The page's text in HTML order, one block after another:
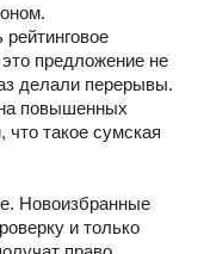
предложение не
делали перерывы.
повышенных
что такое сумская
Новоизбранные
и только